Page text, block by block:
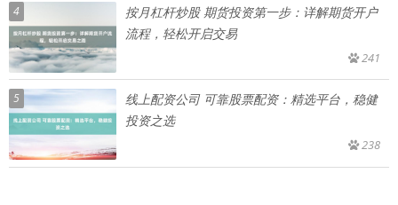
4
按月杠杆炒股 期货投资第一步：详解期货开户
流程，轻松开启交易
241
5
线上配资公司 可靠股票配资：精选平台，稳健
投资之选
238